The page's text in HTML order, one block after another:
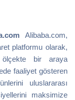
Alibaba.com,
platformu olarak,
ölçekte bir araya
faaliyet gösteren
uluslararası
maksimize